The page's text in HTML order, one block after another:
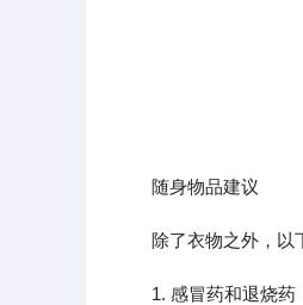
随身物品建议
除了衣物之外，以
1. 感冒药和退烧药